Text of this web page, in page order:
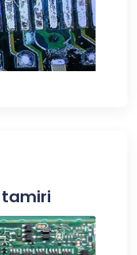
tamiri